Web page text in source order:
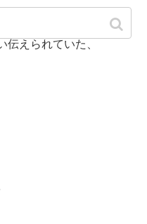
伝えられていた、